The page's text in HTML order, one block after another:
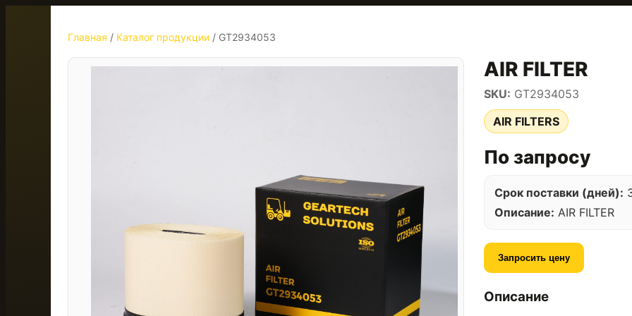
Главная / Каталог продукции / GT2934053
AIR FILTER
SKU: GT2934053
AIR FILTERS
По запросу
Срок поставки (дней):
Описание: AIR FILTER
Запросить цену
Описание